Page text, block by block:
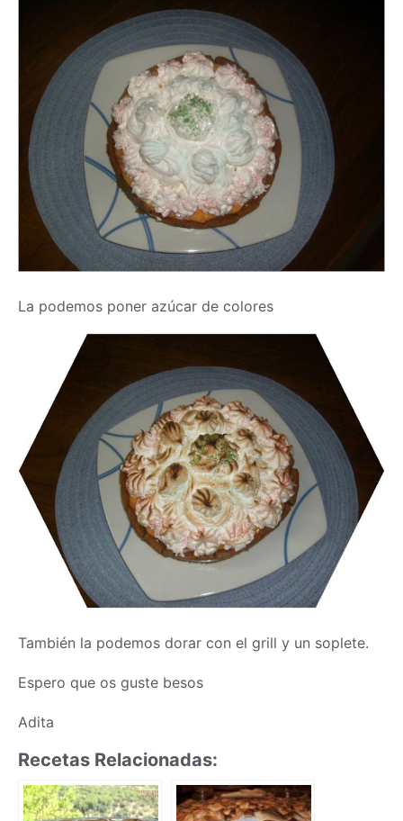
La podemos poner azúcar de colores
También la podemos dorar con el grill y un soplete.
Espero que os guste besos
Adita
Recetas Relacionadas: